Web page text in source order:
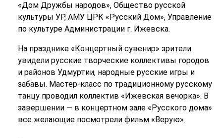
«Дом Дружбы народов», Общество русской
культуры УР, АМУ ЦРК «Русский Дом», Управление
по культуре Администрации г. Ижевска.
На празднике «Концертный сувенир» зрители
увидели русские творческие коллективы городов
и районов Удмуртии, народные русские игры и
забавы. Мастер-класс по традиционному русскому
танцу проводил коллектив «Ижевская вечорка». В
завершении — в концертном зале «Русского дома»
все желающие посмотрели фильм «Верую».